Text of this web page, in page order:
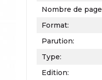
Nombre de
Format:
Parution:
Type:
Edition: